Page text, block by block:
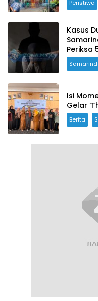
Peristiwa
Kasus
Periksa
Isi
Gelar
Berita